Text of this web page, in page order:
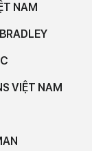
NAM
VIỆT NAM